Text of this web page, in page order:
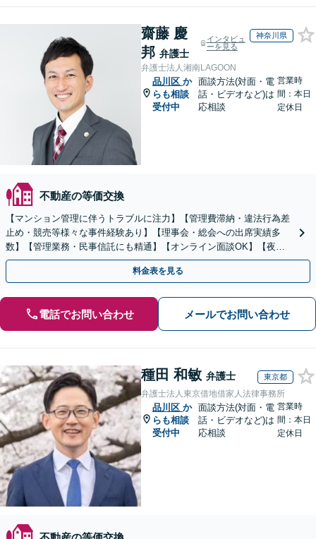
齋藤 慶
邦 弁護士
インタビュ
ーを見る
神奈川県
弁護士法人湘南LAGOON
品川区 か
らも相談
受付中
面談方法(対面・電
話・ビデオなど)は
応相談
営業時
間：本日
定休日
不動産の等価交換
【マンション管理に伴うトラブルに注力】【管理費滞納・違法行為差
止め・競売等様々な事件経験あり】【理事会・総会への出席実績多
数】【管理業務・民事信託にも精通】【オンライン面談OK】【夜
間・休日相談可】
料金表を見る
電話でお問い合わせ メールでお問い合わせ
種田 和敏 弁護士 東京都
弁護士法人東京借地借家人法律事務所
品川区 か
らも相談
受付中
面談方法(対面・電
話・ビデオなど)は
応相談
営業時
間：本日
定休日